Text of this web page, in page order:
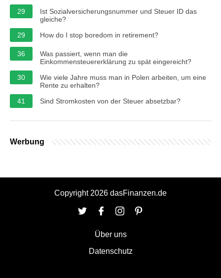
29
Ist Sozialversicherungsnummer und Steuer ID das
gleiche?
29
How do I stop boredom in retirement?
36
Was passiert, wenn man die
Einkommensteuererklärung zu spät eingereicht?
30
Wie viele Jahre muss man in Polen arbeiten, um eine
Rente zu erhalten?
41
Sind Stromkosten von der Steuer absetzbar?
Werbung
Copyright 2026 dasFinanzen.de
Über uns
Datenschutz